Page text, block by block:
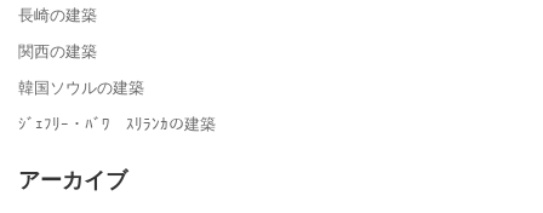
長崎の建築
関西の建築
韓国ソウルの建築
ｼﾞｪﾌﾘｰ・ﾊﾞﾜ ｽﾘﾗﾝｶの建築
アーカイブ